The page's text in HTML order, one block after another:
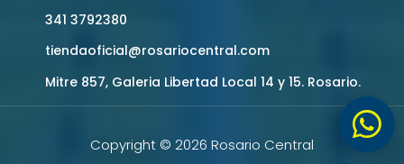
341 3792380
tiendaoficial@rosariocentral.com
Mitre 857, Galeria Libertad Local 14 y 15. Rosario.
Copyright © 2026 Rosario Central
